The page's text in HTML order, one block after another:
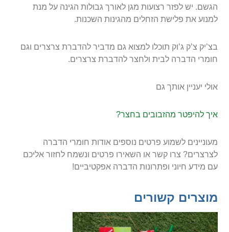
הגשם. יש לפזר רצועות מגן לאורך גבולות הגינה על מנת
למנוע את פלישת הזחלים מהגינות השכנות.
בצ’יק צ’ק ג’וק תוכלו למצוא גם מדביר להדברת צרצרים וגם
חומרי הדברה לבית ולחצר להדברת צרצרים.
אולי יעניין אותך גם
איך להיפטר מהזבובים בחצר?
מעוניינים לשמוע פרטים נוספים אודות חומרי הדברה
לצרצרים? צרו קשר או השאירו פרטים ונשמח לחזור אליכם
עם מידע חיוני ופתרונות הדברה אפקטיביים!
מוצרים קשורים